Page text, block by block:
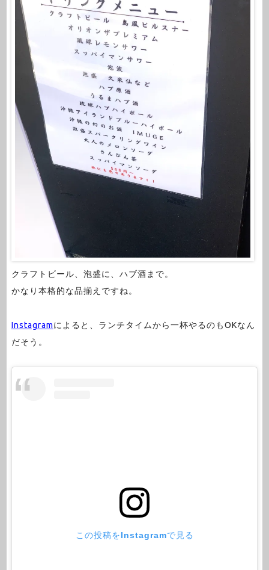
クラフトビール、泡盛に、ハブ酒まで。
かなり本格的な品揃えですね。
Instagramによると、ランチタイムから一杯やるのもOKなん
だそう。
この投稿をInstagramで見る